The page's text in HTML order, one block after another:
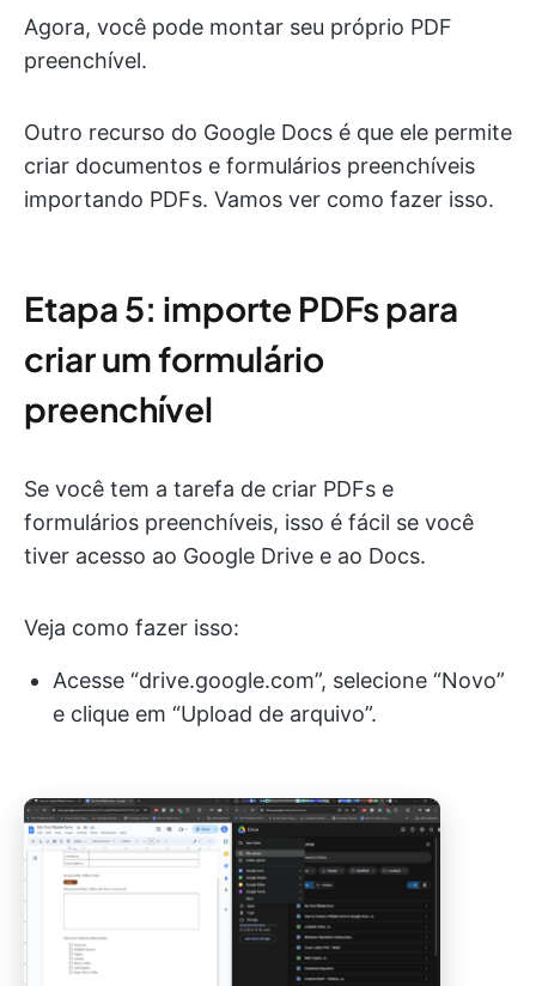
Agora, você pode montar seu próprio PDF
preenchível.
Outro recurso do Google Docs é que ele permite
criar documentos e formulários preenchíveis
importando PDFs. Vamos ver como fazer isso.
Etapa 5: importe PDFs para
criar um formulário
preenchível
Se você tem a tarefa de criar PDFs e
formulários preenchíveis, isso é fácil se você
tiver acesso ao Google Drive e ao Docs.
Veja como fazer isso:
Acesse “drive.google.com”, selecione “Novo”
e clique em “Upload de arquivo”.